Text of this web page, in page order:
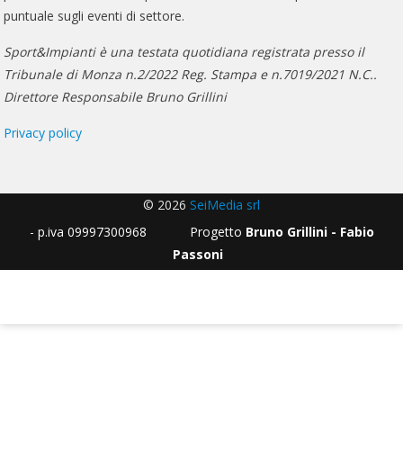
puntuale sugli eventi di settore.
Sport&Impianti è una testata quotidiana registrata presso il
Tribunale di Monza n.2/2022 Reg. Stampa e n.7019/2021 N.C..
Direttore Responsabile Bruno Grillini
Privacy policy
© 2026 SeiMedia srl
- p.iva 09997300968 Progetto Bruno Grillini - Fabio
Passoni